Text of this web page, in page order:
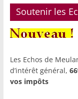
Soutenir les
Les Echos de
d’intérêt général,
vos impôts